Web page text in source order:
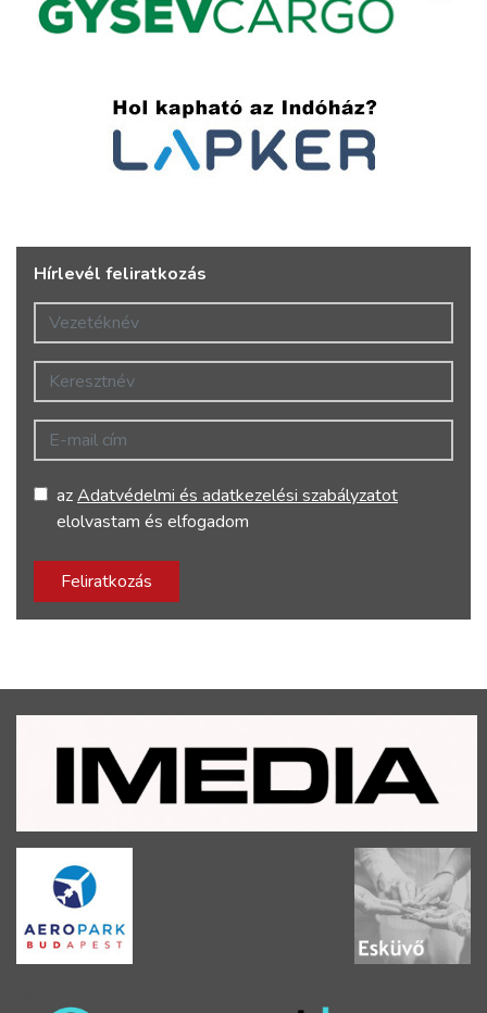
Hírlevél feliratkozás
Vezetéknév
Keresztnév
E-mail cím
azAdatvédelmi és adatkezelési szabályzatot
elolvastam és elfogadom
Feliratkozás